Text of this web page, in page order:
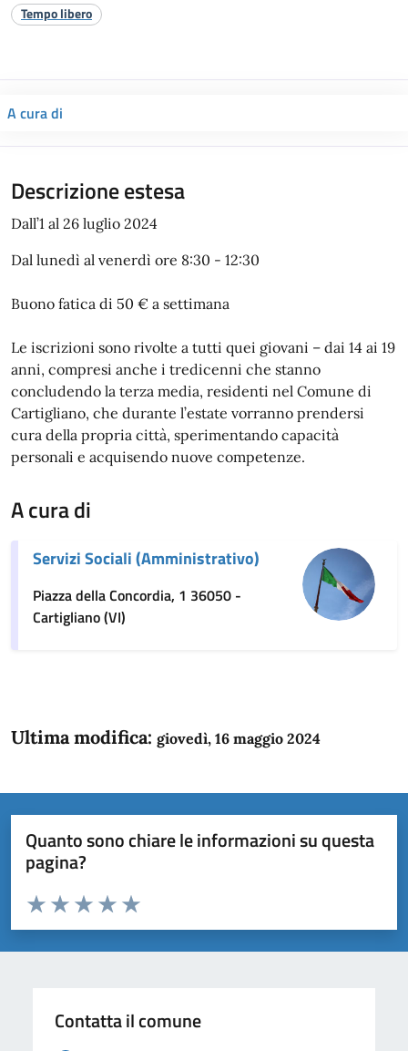
Tempo libero
A cura di
Descrizione estesa
Dall’1 al 26 luglio 2024
Dal lunedì al venerdì ore 8:30 - 12:30
Buono fatica di 50 € a settimana
Le iscrizioni sono rivolte a tutti quei giovani – dai 14 ai 19
anni, compresi anche i tredicenni che stanno
concludendo la terza media, residenti nel Comune di
Cartigliano, che durante l’estate vorranno prendersi
cura della propria città, sperimentando capacità
personali e acquisendo nuove competenze.
A cura di
Servizi Sociali (Amministrativo)
Piazza della Concordia, 1 36050 -
Cartigliano (VI)
Ultima modifica: giovedì, 16 maggio 2024
Quanto sono chiare le informazioni su questa
pagina?
Domanda
Valuta da 1 a 5 stelle la pagina
Valuta 5 stelle su 5
Valuta 4 stelle su 5
Valuta 3 stelle su 5
Valuta 2 stelle su 5
Valuta 1 stelle su 5
Contatta il comune